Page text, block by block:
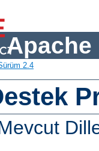
Apache
2.4